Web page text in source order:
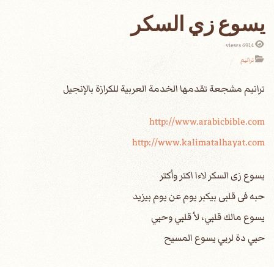
يسوع زي السكر
6914 views
ترانيم
http://www.arabicbible.com
http://www.kalimatalhayat.com
يسوع زى السكر لاءا اكتر وأكتر
حبه فى قلبى بيكبر يوم عن يوم بيزيد
يسوع مالك قلبي، لأ قلبي وحبي
حبي دة لربي يسوع المسيح